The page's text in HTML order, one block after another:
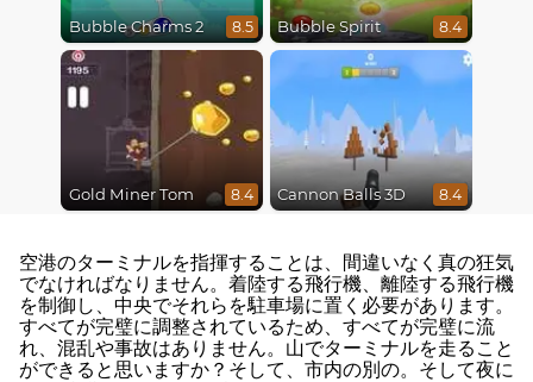
Bubble Charms 2 8.5 Bubble Spirit 8.4
Gold Miner Tom 8.4 Cannon Balls 3D 8.4
空港のターミナルを指揮することは、間違いなく真の狂気
でなければなりません。着陸する飛行機、離陸する飛行機
を制御し、中央でそれらを駐車場に置く必要があります。
すべてが完璧に調整されているため、すべてが完璧に流
れ、混乱や事故はありません。山でターミナルを走ること
ができると思いますか？そして、市内の別の。そして夜に